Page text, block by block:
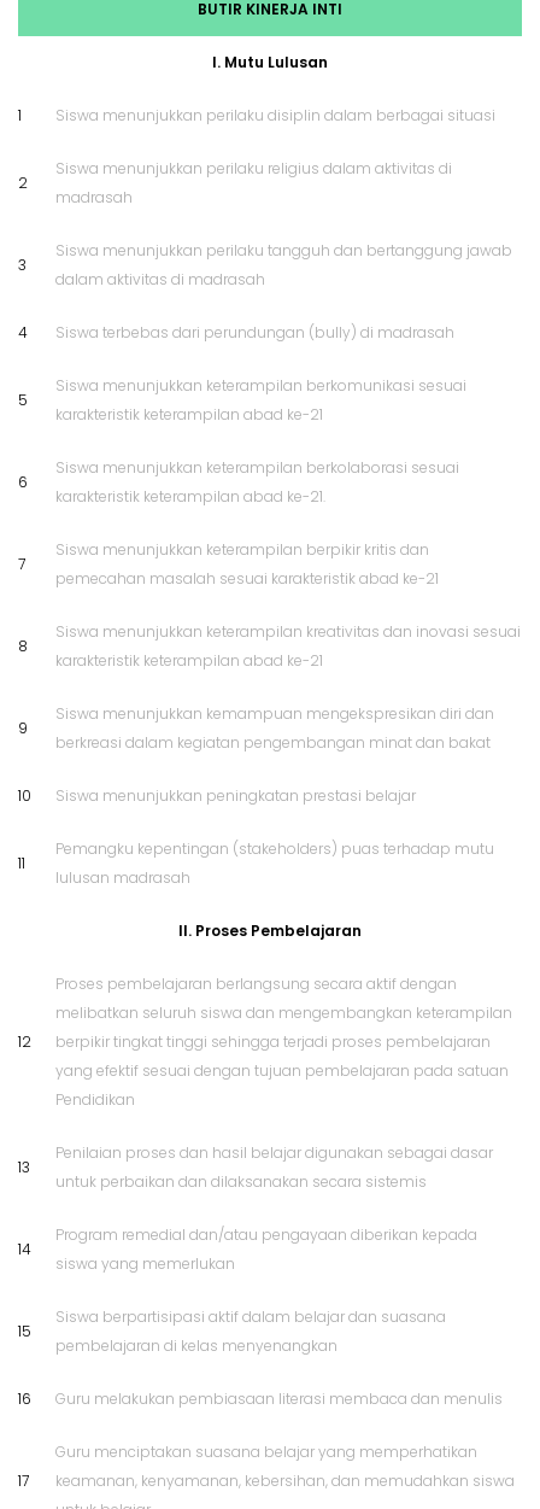
BUTIR KINERJA INTI
I. Mutu Lulusan
1 Siswa menunjukkan perilaku disiplin dalam berbagai situasi
2
Siswa menunjukkan perilaku religius dalam aktivitas di
madrasah
3
Siswa menunjukkan perilaku tangguh dan bertanggung jawab
dalam aktivitas di madrasah
4 Siswa terbebas dari perundungan (bully) di madrasah
5
Siswa menunjukkan keterampilan berkomunikasi sesuai
karakteristik keterampilan abad ke-21
6
Siswa menunjukkan keterampilan berkolaborasi sesuai
karakteristik keterampilan abad ke-21.
7
Siswa menunjukkan keterampilan berpikir kritis dan
pemecahan masalah sesuai karakteristik abad ke-21
8
Siswa menunjukkan keterampilan kreativitas dan inovasi sesuai
karakteristik keterampilan abad ke-21
9
Siswa menunjukkan kemampuan mengekspresikan diri dan
berkreasi dalam kegiatan pengembangan minat dan bakat
10 Siswa menunjukkan peningkatan prestasi belajar
11
Pemangku kepentingan (stakeholders) puas terhadap mutu
lulusan madrasah
II. Proses Pembelajaran
12
Proses pembelajaran berlangsung secara aktif dengan
melibatkan seluruh siswa dan mengembangkan keterampilan
berpikir tingkat tinggi sehingga terjadi proses pembelajaran
yang efektif sesuai dengan tujuan pembelajaran pada satuan
Pendidikan
13
Penilaian proses dan hasil belajar digunakan sebagai dasar
untuk perbaikan dan dilaksanakan secara sistemis
14
Program remedial dan/atau pengayaan diberikan kepada
siswa yang memerlukan
15
Siswa berpartisipasi aktif dalam belajar dan suasana
pembelajaran di kelas menyenangkan
16 Guru melakukan pembiasaan literasi membaca dan menulis
17
Guru menciptakan suasana belajar yang memperhatikan
keamanan, kenyamanan, kebersihan, dan memudahkan siswa